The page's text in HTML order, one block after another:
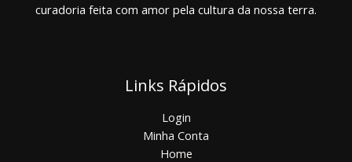
curadoria feita com amor pela cultura da nossa terra.
Links Rápidos
Login
Minha Conta
Home